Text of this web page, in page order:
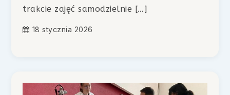
trakcie zajęć samodzielnie […]
18 stycznia 2026